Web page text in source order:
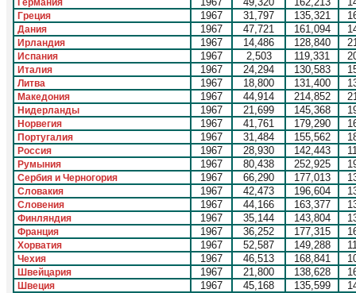
Германия
Греция 1967 31,797 135,321
Дания 1967 47,721 161,094
Ирландия 1967 14,486 128,840
Испания 1967 2,503 119,331
Италия 1967 24,294 130,583
Литва 1967 18,800 131,400
Македония 1967 44,914 214,852
Нидерланды 1967 21,699 145,368
Норвегия 1967 41,761 179,290
Португалия 1967 31,484 155,562
Россия 1967 28,930 142,443
Румыния 1967 80,438 252,925
Сербия и Черногория 1967 66,290 177,013
Словакия 1967 42,473 196,604
Словения 1967 44,166 163,377
Финляндия 1967 35,144 143,804
Франция 1967 36,252 177,315
Хорватия 1967 52,587 149,288
Чехия 1967 46,513 168,841
Швейцария 1967 21,800 138,628
Швеция 1967 45,168 135,599